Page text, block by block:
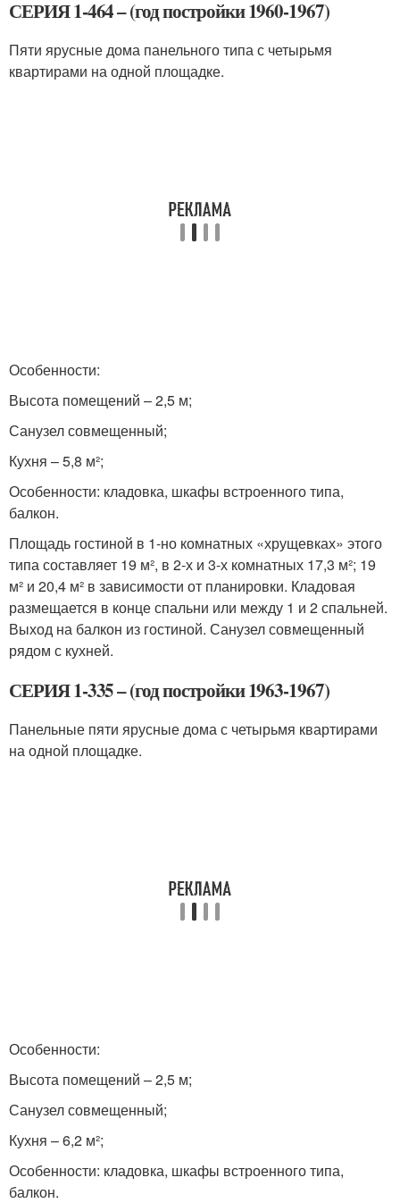
СЕРИЯ 1-464 – (год постройки 1960-1967)
Пяти ярусные дома панельного типа с четырьмя
квартирами на одной площадке.
Особенности:
Высота помещений – 2,5 м;
Санузел совмещенный;
Кухня – 5,8 м²;
Особенности: кладовка, шкафы встроенного типа,
балкон.
Площадь гостиной в 1-но комнатных «хрущевках» этого
типа составляет 19 м², в 2-х и 3-х комнатных 17,3 м²; 19
м² и 20,4 м² в зависимости от планировки. Кладовая
размещается в конце спальни или между 1 и 2 спальней.
Выход на балкон из гостиной. Санузел совмещенный
рядом с кухней.
СЕРИЯ 1-335 – (год постройки 1963-1967)
Панельные пяти ярусные дома с четырьмя квартирами
на одной площадке.
Особенности:
Высота помещений – 2,5 м;
Санузел совмещенный;
Кухня – 6,2 м²;
Особенности: кладовка, шкафы встроенного типа,
балкон.